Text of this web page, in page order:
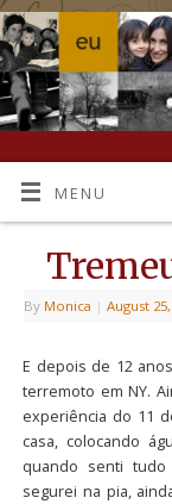
MENU
By Monica | August 25,
E depois de 12
terremoto em NY.
experiência do 11
casa, colocando
quando senti tudo
segurei na pia,